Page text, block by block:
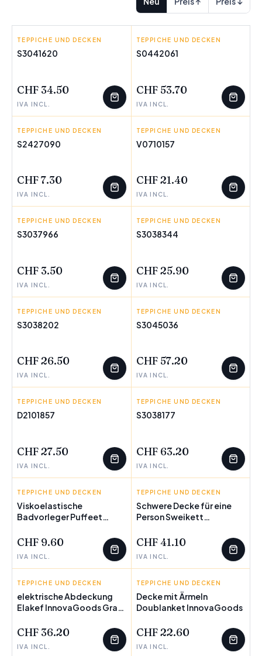
DKD HOME DECOR
TEPPICHE UND DECKEN
S3041620
CHF 34.50
IVA INCL.
UFESA
TEPPICHE UND DECKEN
S0442061
CHF 53.70
IVA INCL.
BIGBUY FUN
TEPPICHE UND DECKEN
S2427090
CHF 7.30
IVA INCL.
SOLAC
TEPPICHE UND DECKEN
V0710157
CHF 21.40
IVA INCL.
DKD HOME DECOR
TEPPICHE UND DECKEN
S3037966
CHF 3.50
IVA INCL.
DKD HOME DECOR
TEPPICHE UND DECKEN
S3038344
CHF 25.90
IVA INCL.
DKD HOME DECOR
TEPPICHE UND DECKEN
S3038202
CHF 26.50
IVA INCL.
DKD HOME DECOR
TEPPICHE UND DECKEN
S3045036
CHF 57.20
IVA INCL.
PIERRE CARDIN
TEPPICHE UND DECKEN
D2101857
CHF 27.50
IVA INCL.
DKD HOME DECOR
TEPPICHE UND DECKEN
S3038177
CHF 63.20
IVA INCL.
INNOVAGOODS
WENIGE ÜBRIG
TEPPICHE UND DECKEN
Viskoelastische
Badvorleger Puffeet
CHF 9.60
IVA INCL.
INNOVAGOODS
WENIGE ÜBRIG
TEPPICHE UND DECKEN
Schwere Decke für eine
Person Sweikett
CHF 41.10
IVA INCL.
INNOVAGOODS
WENIGE ÜBRIG
TEPPICHE UND DECKEN
elektrische Abdeckung
Elakef InnovaGoods Grau
W (Restauriert A)
CHF 36.20
IVA INCL.
INNOVAGOODS
TEPPICHE UND DECKEN
Decke mit Ärmeln
Doublanket InnovaGoods
CHF 22.60
IVA INCL.